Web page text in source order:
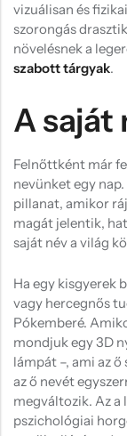
vizuálisan és
szorongás
növelésnek a
szabott tárgyak.
A saját
Felnőttként már
nevünket egy
pillanat, amikor
magát jelentik,
saját név a világ
Ha egy kisgyerek
vagy hercegnős
Pókemberé.
mondjuk egy 3D
lámpát –, ami az
az ő nevét
megváltozik. Az a
pszichológiai